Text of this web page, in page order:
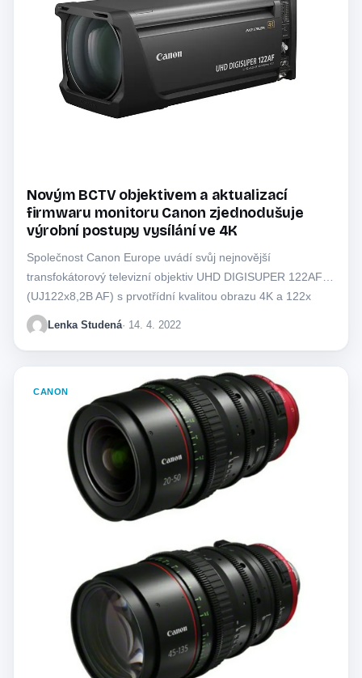
Novým BCTV objektivem a aktualizací
firmwaru monitoru Canon zjednodušuje
výrobní postupy vysílání ve 4K
Společnost Canon Europe uvádí svůj nejnovější
transfokátorový televizní objektiv UHD DIGISUPER 122AF
(UJ122x8,2B AF) s prvotřídní kvalitou obrazu 4K a 122x
zoomem…
Lenka Studená· 14. 4. 2022
CANON